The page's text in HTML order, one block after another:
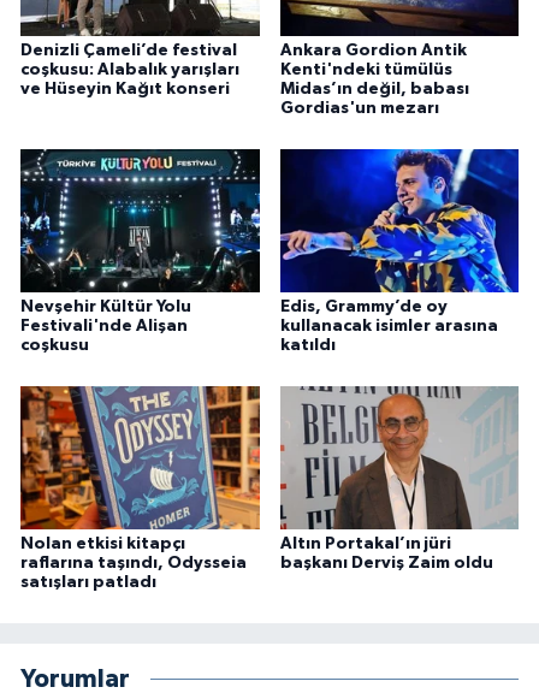
Denizli Çameli’de festival
coşkusu: Alabalık yarışları
ve Hüseyin Kağıt konseri
Ankara Gordion Antik
Kenti'ndeki tümülüs
Midas’ın değil, babası
Gordias'un mezarı
Nevşehir Kültür Yolu
Festivali'nde Alişan
coşkusu
Edis, Grammy’de oy
kullanacak isimler arasına
katıldı
Nolan etkisi kitapçı
raflarına taşındı, Odysseia
satışları patladı
Altın Portakal’ın jüri
başkanı Derviş Zaim oldu
Yorumlar